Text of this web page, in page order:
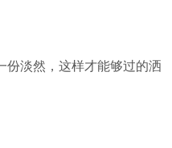
份淡然，这样才能够过的洒